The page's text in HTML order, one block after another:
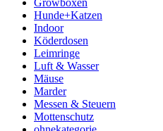
Growboxen
Hunde+Katzen
Indoor
Köderdosen
Leimringe
Luft & Wasser
Mäuse
Marder
Messen & Steuern
Mottenschutz